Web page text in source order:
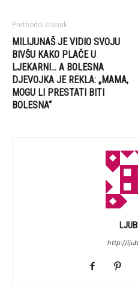
Prethodni članak
MILIJUNAŠ JE VIDIO SVOJU
BIVŠU KAKO PLAČE U
LJEKARNI… A BOLESNA
DJEVOJKA JE REKLA: „MAMA,
MOGU LI PRESTATI BITI
BOLESNA“
http://